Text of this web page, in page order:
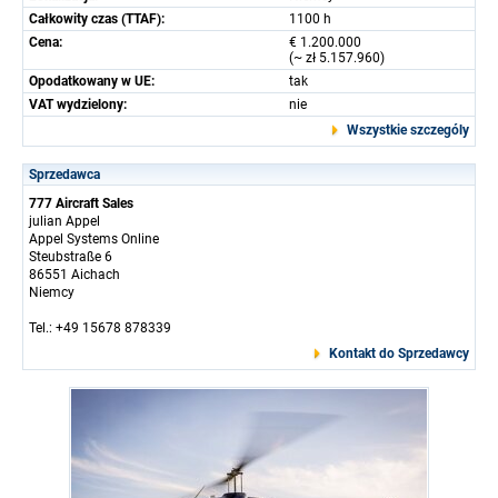
Całkowity czas (TTAF):
1100 h
Cena:
€ 1.200.000
(~ zł 5.157.960)
Opodatkowany w UE:
tak
VAT wydzielony:
nie
Wszystkie szczególy
Sprzedawca
777 Aircraft Sales
julian Appel
Appel Systems Online
Steubstraße 6
86551 Aichach
Niemcy
Tel.: +49 15678 878339
Kontakt do Sprzedawcy